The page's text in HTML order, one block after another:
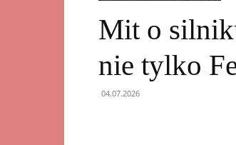
Mit o
nie tylko
04.07.2026